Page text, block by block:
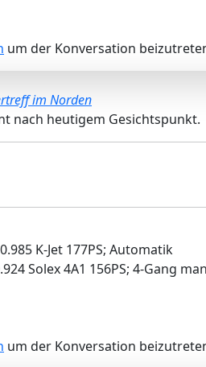
um der Konversation
im Norden
nach heutigem Gesichtspunkt.
K-Jet 177PS; Automatik
Solex 4A1 156PS; 4-Gang
um der Konversation